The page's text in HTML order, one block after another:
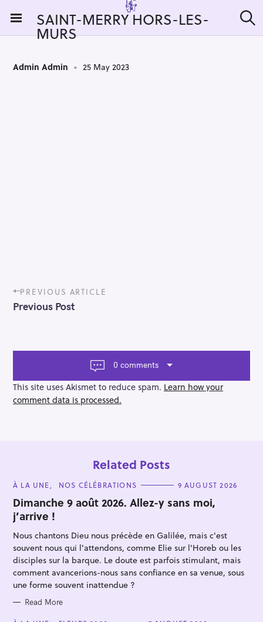
i
SAINT-MERRY HORS-LES-
MURS e
Admin Admin 25 May 2023
P
o
s
a
g
a
t
PREVIOUS ARTICLE
Previous Post
0 comments
This site uses Akismet to reduce spam. Learn how your
comment data is processed.
Related Posts
C
T
E
G
O
R
I
E
S
À LA UNE NOS CÉLÉBRATIONS 9 AUGUST 2026
Dimanche 9 août 2026. Allez-y sans moi,
j’arrive !
Nous chantons Dieu nous précède en Galilée, mais c'est
souvent nous qui l'attendons, comme Elie sur l'Horeb ou les
disciples sur la barque. Le doute est parfois stimulant, mais
comment avancerions-nous sans confiance en sa venue, sous
une forme souvent inattendue ?
Read More